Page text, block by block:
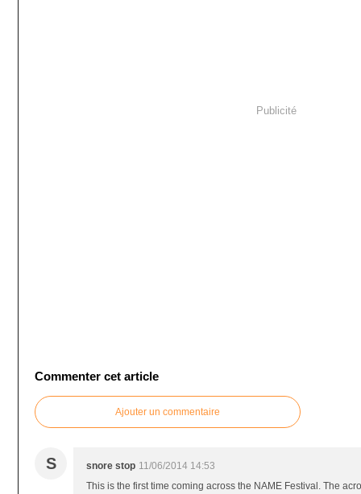
Publicité
Commenter cet article
Ajouter un commentaire
S snore stop 11/06/2014 14:53
This is the first time coming across the NAME Festival. The